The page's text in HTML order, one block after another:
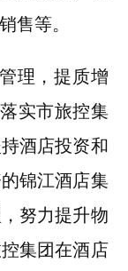
售等。
理，提质增
实市旅控集
酒店投资和
锦江酒店集
努力提升物
集团在酒店